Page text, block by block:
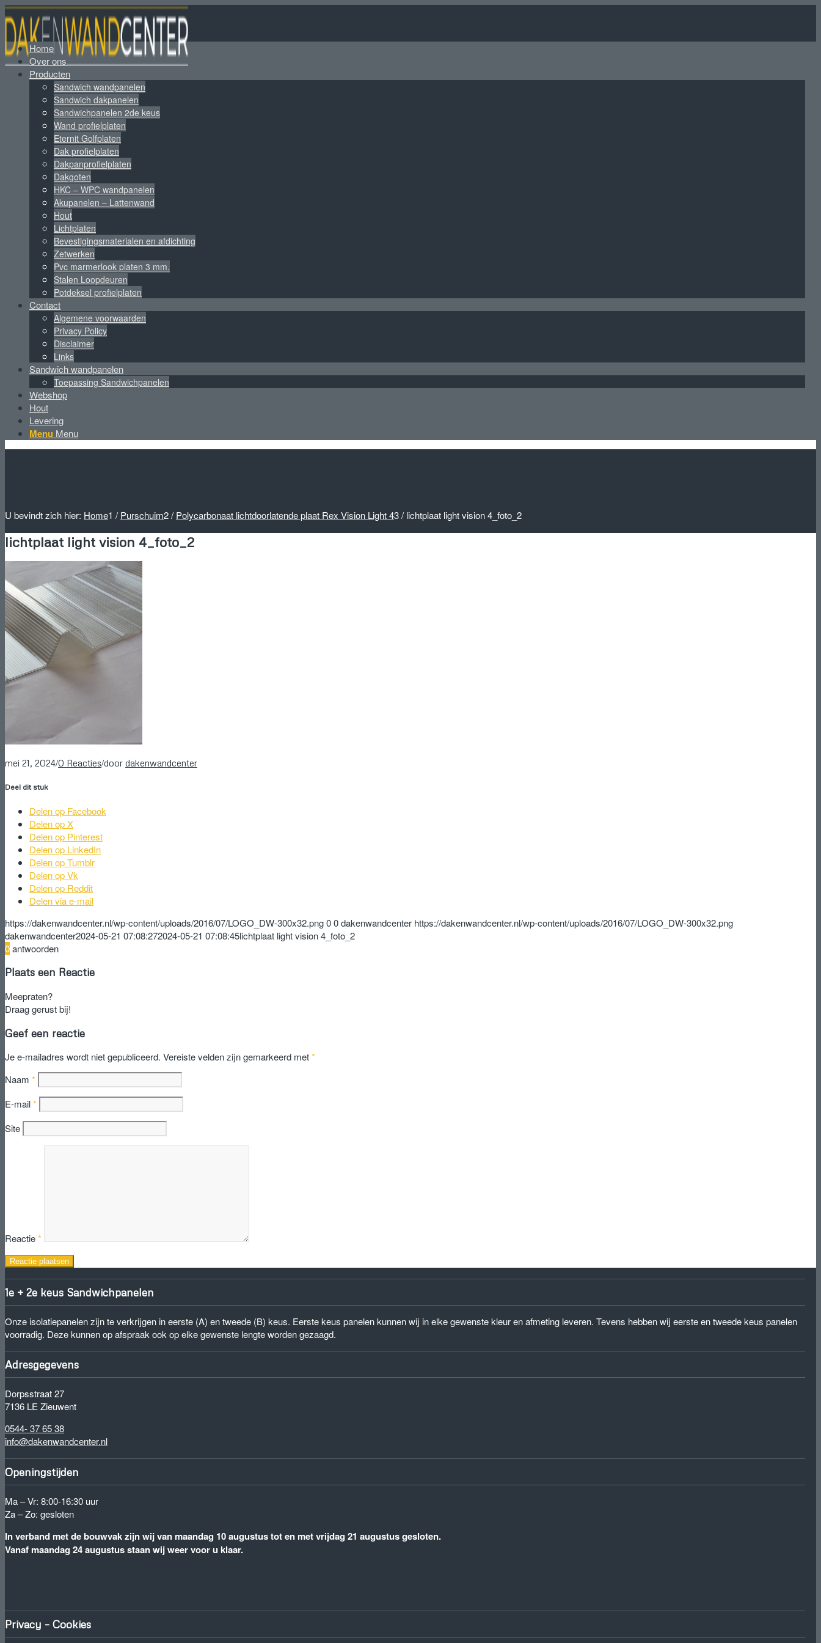
Home
Over ons
Producten
Sandwich wandpanelen
Sandwich dakpanelen
Sandwichpanelen 2de keus
Wand profielplaten
Eternit Golfplaten
Dak profielplaten
Dakpanprofielplaten
Dakgoten
HKC – WPC wandpanelen
Akupanelen – Lattenwand
Hout
Lichtplaten
Bevestigingsmaterialen en afdichting
Zetwerken
Pvc marmerlook platen 3 mm.
Stalen Loopdeuren
Potdeksel profielplaten
Contact
Algemene voorwaarden
Privacy Policy
Disclaimer
Links
Sandwich wandpanelen
Toepassing Sandwichpanelen
Webshop
Hout
Levering
Menu Menu
U bevindt zich hier: Home1 / Purschuim2/ Polycarbonaat lichtdoorlatende plaat Rex Vision Light 43/ lichtplaat light vision 4_foto_2
lichtplaat light vision 4_foto_2
mei 21, 2024/0 Reacties/door dakenwandcenter
Deel dit stuk
Delen op Facebook
Delen op X
Delen op Pinterest
Delen op LinkedIn
Delen op Tumblr
Delen op Vk
Delen op Reddit
Delen via e-mail
https://dakenwandcenter.nl/wp-content/uploads/2016/07/LOGO_DW-300x32.png00dakenwandcenter https://dakenwandcenter.nl/wp-content/uploads/2016/07/LOGO_DW-300x32.png
dakenwandcenter2024-05-21 07:08:272024-05-21 07:08:45lichtplaat light vision 4_foto_2
0antwoorden
Plaats een Reactie
Meepraten?
Draag gerust bij!
Geef een reactie
Je e-mailadres wordt niet gepubliceerd. Vereiste velden zijn gemarkeerd met*
Naam *
E-mail*
Site
Reactie*
1e + 2e keus Sandwichpanelen
Onze isolatiepanelen zijn te verkrijgen in eerste (A) en tweede (B) keus. Eerste keus panelen kunnen wij in elke gewenste kleur en afmeting leveren. Tevens hebben wij eerste en tweede keus panelen
voorradig. Deze kunnen op afspraak ook op elke gewenste lengte worden gezaagd.
Adresgegevens
Dorpsstraat 27
7136 LE Zieuwent
0544- 37 65 38
info@dakenwandcenter.nl
Openingstijden
Ma – Vr: 8:00-16:30 uur
Za – Zo: gesloten
In verband met de bouwvak zijn wij van maandag 10 augustus tot en met vrijdag 21 augustus gesloten.
Vanaf maandag 24 augustus staan wij weer voor u klaar.
Privacy – Cookies